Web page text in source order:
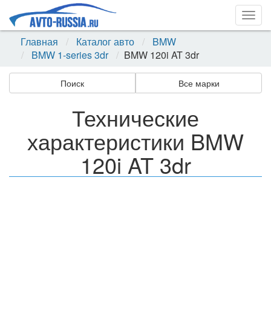
Главная
Каталог авто
BMW
BMW 1-series 3dr
BMW 120i AT 3dr
Поиск Все марки
Технические
характеристики BMW
120i AT 3dr